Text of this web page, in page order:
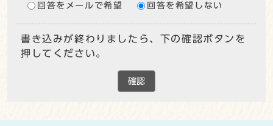
回答をメールで希望 回答を希望しない
書き込みが終わりましたら、下の確認ボタンを
押してください。
確認